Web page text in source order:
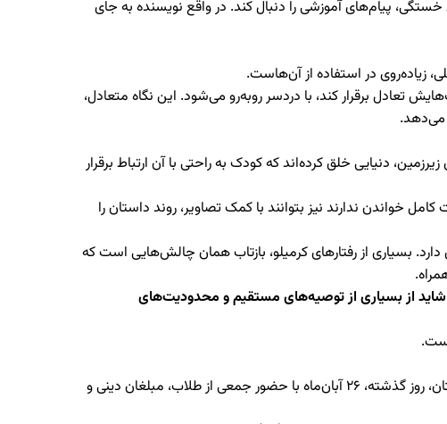
پیام‌های آموزشی را دنبال کند. در واقع نویسنده به جای
زیاده‌روی در استفاده از آن‌هاست.
تعادل برقرار کند، با دردسر روبه‌رو می‌شود. این نگاه متعادل،
می‌دهد.
دنیایی خلق کرده‌اند که کودک به راحتی با آن ارتباط برقرار
ندارند نیز بتوانند با کمک تصاویر، روند داستان را
بسیاری از رفتارهای کرمیلو، بازتاب همان چالش‌هایی است که
شاید از بسیاری از توصیه‌های مستقیم و محدودیت‌های
» نوشته حجت‌الاسلام علیرضا خوش‌قامت و از تازه‌های نشر مهرستان، روز گذشته، ۲۶ آبان‌ماه با حضور جمعی از طلاب، مبلغان دینی و